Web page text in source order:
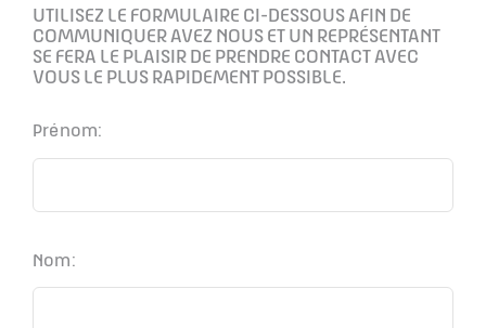
UTILISEZ LE FORMULAIRE CI-DESSOUS AFIN DE
COMMUNIQUER AVEZ NOUS ET UN REPRÉSENTANT
SE FERA LE PLAISIR DE PRENDRE CONTACT AVEC
VOUS LE PLUS RAPIDEMENT POSSIBLE.
Prénom:
Nom: